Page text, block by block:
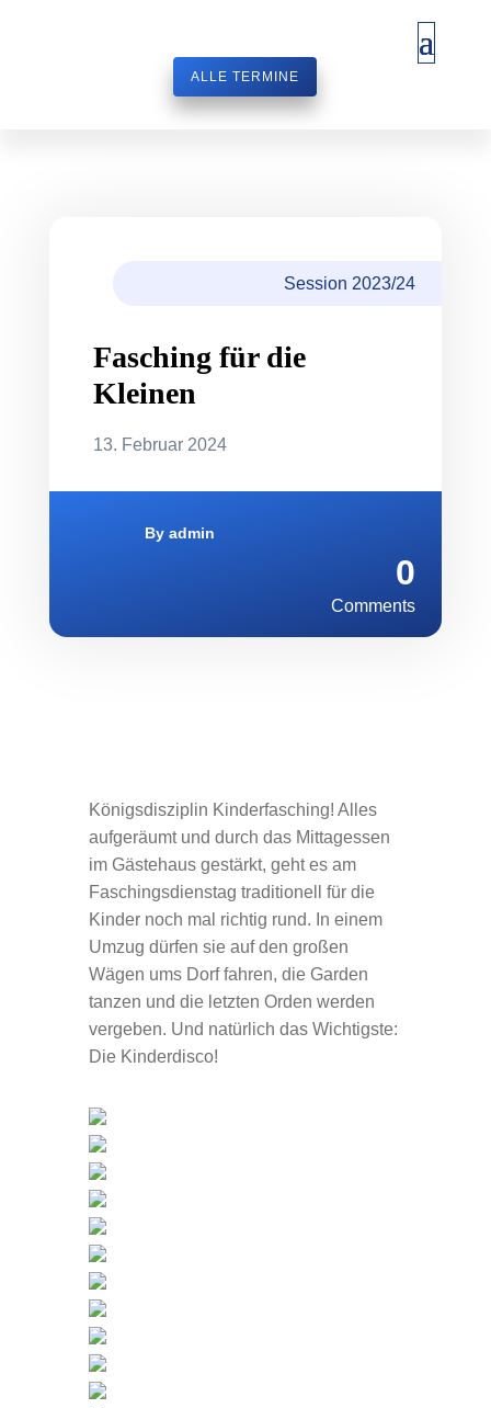
ALLE TERMINE
Session 2023/24
Fasching für die
Kleinen
13. Februar 2024
By admin
0
Comments
Königsdisziplin Kinderfasching! Alles
aufgeräumt und durch das Mittagessen
im Gästehaus gestärkt, geht es am
Faschingsdienstag traditionell für die
Kinder noch mal richtig rund. In einem
Umzug dürfen sie auf den großen
Wägen ums Dorf fahren, die Garden
tanzen und die letzten Orden werden
vergeben. Und natürlich das Wichtigste:
Die Kinderdisco!